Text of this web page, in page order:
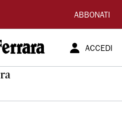
ABBONATI
ACCEDI